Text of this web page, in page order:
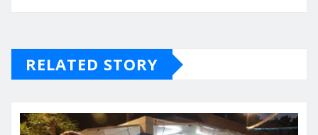
RELATED STORY